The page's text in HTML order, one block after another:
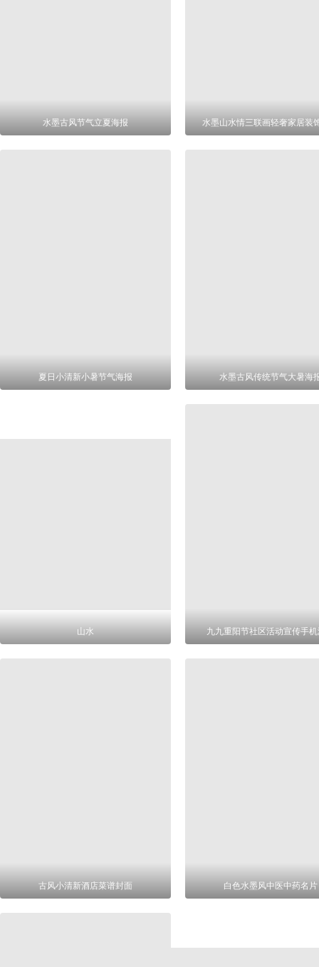
水墨古风节气立夏海报 水墨山水情三联画轻奢家居装
夏日小清新小暑节气海报 水墨古风传统节气大暑海
山水 九九重阳节社区活动宣传手
古风小清新酒店菜谱封面 白色水墨风中医中药名片